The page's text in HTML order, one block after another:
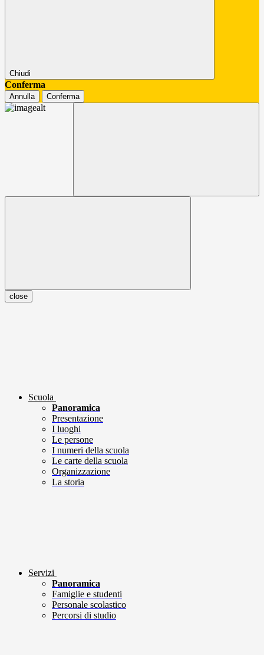
Chiudi
Conferma
Annulla Conferma
close
Scuola
Panoramica
Presentazione
I luoghi
Le persone
I numeri della scuola
Le carte della scuola
Organizzazione
La storia
Servizi
Panoramica
Famiglie e studenti
Personale scolastico
Percorsi di studio